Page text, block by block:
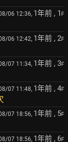
06 12:36, 1年前 , 1 F
06 12:42, 1年前 , 2F
07 11:34, 1年前 , 3F
07 11:48, 1年前 , 4F
07 18:56, 1年前 , 5F
07 18:56, 1年前 , 6F